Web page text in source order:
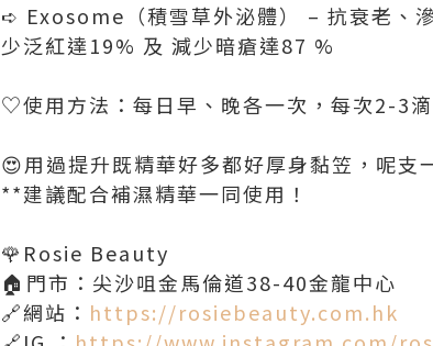
➪ Exosome（積雪草外泌體） – 抗衰老、
少泛紅達19% 及 減少暗瘡達87 %
♡使用方法：每日早、晚各一次，每次2-3
😍用過提升既精華好多都好厚身黏笠，呢支
**建議配合補濕精華一同使用！
🌹Rosie Beauty
🏠門市：尖沙咀金馬倫道38-40金龍中心
🔗網站： https://rosiebeauty.com.hk